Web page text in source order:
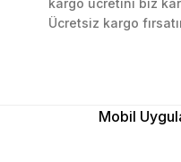
kargo ücretini biz
Ücretsiz kargo
Mobil